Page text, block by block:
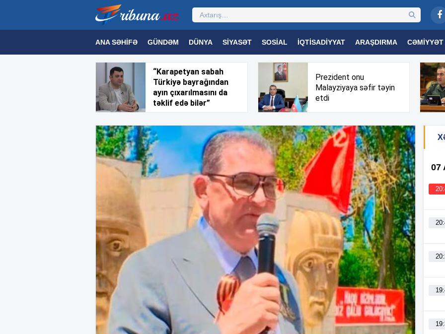
ANA SƏHIFƏ GÜNDƏM DÜNYA SIYASƏT SOSIAL İQTISADIYYAT ARAŞDIRMA CƏMIYYƏT
MƏDƏNIYYƏT MAQAZIN TEXNOLOGIYA TƏHSIL TRIBUNA TV
“Karapetyan sabah
Türkiyə bayrağından
ayın çıxarılmasını da
təklif edə bilər”
Prezident onu
Malayziyaya səfir təyin
etdi
07